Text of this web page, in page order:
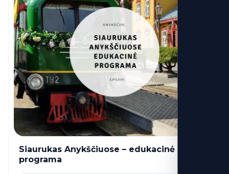
Siaurukas Anykščiuose – edukacinė
programa